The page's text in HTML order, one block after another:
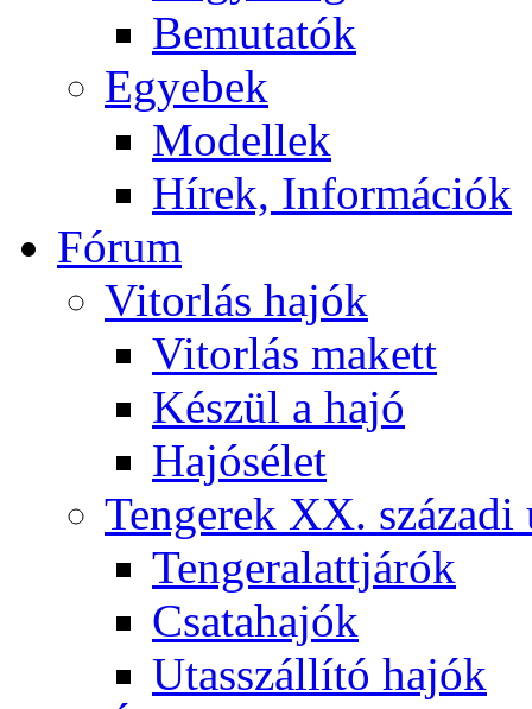
Bemutatók
Egyebek
Modellek
Hírek, Információk
Fórum
Vitorlás hajók
Vitorlás makett
Készül a hajó
Hajósélet
Tengerek XX. századi
Tengeralattjárók
Csatahajók
Utasszállító hajók